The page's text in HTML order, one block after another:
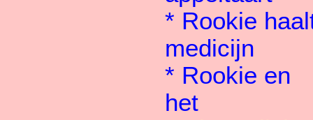
* Rookie
medicijn
* Rookie en
het